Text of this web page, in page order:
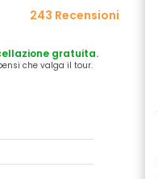
243 Recensioni
gratuita.
che valga il tour.